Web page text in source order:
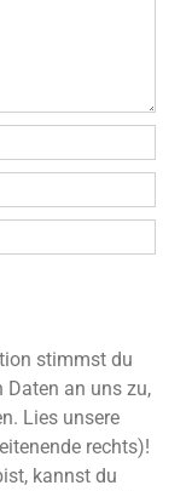
stimmst du
Daten an uns zu,
Lies unsere
rechts)!
kannst du